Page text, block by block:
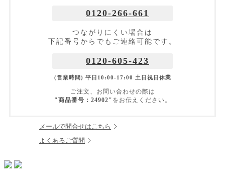
0120-266-661
つながりにくい場合は
下記番号からでもご連絡可能です。
0120-605-423
(営業時間) 平日10:00-17:00 土日祝日休業
ご注文、お問い合わせの際は
"商品番号：24902" をお伝えください。
メールで問合せはこちら
よくあるご質問